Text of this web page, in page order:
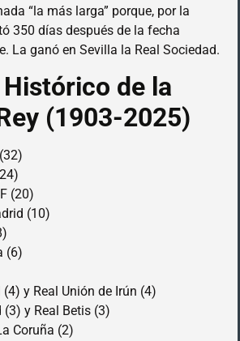
“la más larga” porque, por la
350 días después de la fecha
La ganó en Sevilla la Real Sociedad.
de la
(1903-2025)
(20)
(10)
(6)
(4) y Real Unión de Irún (4)
(3) y Real Betis (3)
Coruña (2)